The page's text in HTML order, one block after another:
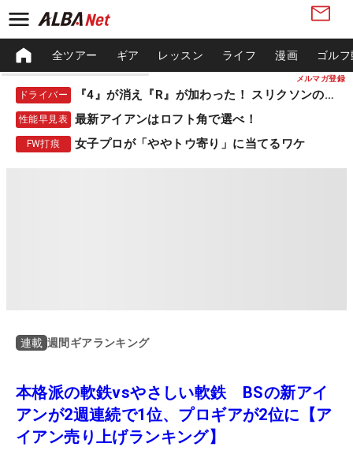
メルマガ登録
全ツアー ギア レッスン ライフ 漫画 ゴル
ドライバー 『4』が消え『R』が加わった！ スリクソンの新作
性能早見表 最新アイアンはロフト角で選べ！
FW打痕 女子プロが「ややトウ寄り」に当てるワケ
連載 週間ギアランキング
本格派の軟鉄vsやさしい軟鉄 BSの新アイ
アンが2週連続で1位、プロギアが2位に【ア
イアン売り上げランキング】